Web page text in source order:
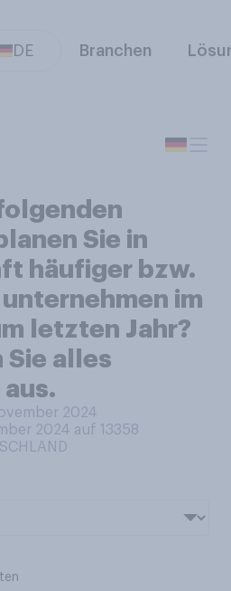
DE Branchen
Sie in
häufiger bzw.
im
letzten Jahr?
Sie alles
2024
2024 auf 13358